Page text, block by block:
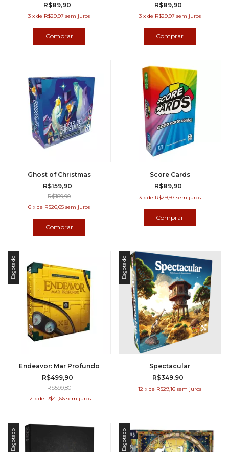
R$89,90
3 xde R$29,97 sem juros
R$89,90
3 x de R$29,97 sem juros
Ghost of Christmas
R$159,90
R$189,90
6 xde R$26,65 sem juros
Score Cards
R$89,90
3 x de R$29,97 sem juros
Esgotado
Endeavor: Mar Profundo
R$499,90
R$599,80
12 x de R$41,66 sem juros
Esgotado
Spectacular
R$349,90
12 xde R$29,16 sem juros
Esgotado Esgotado